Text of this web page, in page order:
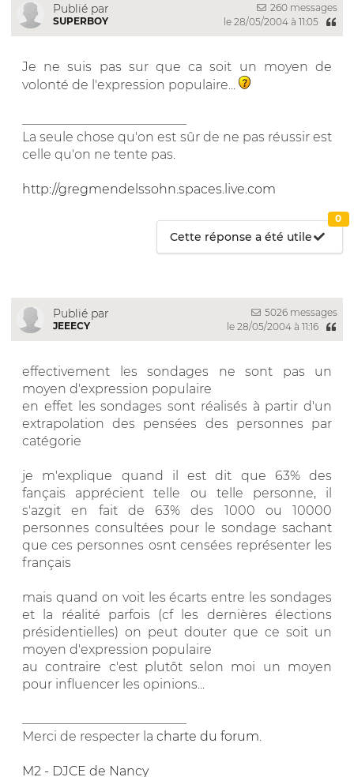
Publié par
SUPERBOY
260 messages
le 28/05/2004 à 11:05
Je ne suis pas sur que ca soit un moyen de
volonté de l'expression populaire...
La seule chose qu'on est sûr de ne pas réussir est
celle qu'on ne tente pas.
http://gregmendelssohn.spaces.live.com
Cette réponse a été utile
0
Publié par
JEEECY
5026 messages
le 28/05/2004 à 11:16
effectivement les sondages ne sont pas un
moyen d'expression populaire
en effet les sondages sont réalisés à partir d'un
extrapolation des pensées des personnes par
catégorie
je m'explique quand il est dit que 63% des
fançais apprécient telle ou telle personne, il
s'azgit en fait de 63% des 1000 ou 10000
personnes consultées pour le sondage sachant
que ces personnes osnt censées représenter les
français
mais quand on voit les écarts entre les sondages
et la réalité parfois (cf les dernières élections
présidentielles) on peut douter que ce soit un
moyen d'expression populaire
au contraire c'est plutôt selon moi un moyen
pour influencer les opinions...
Merci de respecter la charte du forum
M2 - DJCE de Nancy